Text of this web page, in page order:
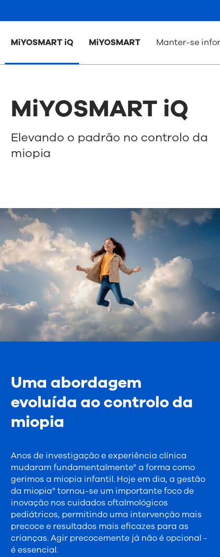
MiYOSMART iQ MiYOSMART Manter-se
MiYOSMART iQ
Elevando o padrão no controlo da
miopia
Uma abordagem
evoluída ao controlo da
miopia
Anos de investigação e experiência clínica
mudaram fundamentalmente° a forma como
gerimos a miopia infantil. Hoje em dia, a gestão
da miopia° tornou-se um importante foco de
inovação nos cuidados oftalmológicos
pediátricos, permitindo uma intervenção mais
precoce e resultados mais eficazes para as
crianças. Agir precocemente já não é opcional -
é essencial.